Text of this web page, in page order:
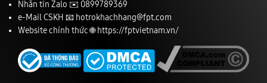
Nhắn tin Zalo ✉️ 0899789369
e-Mail CSKH 📧 hotrokhachhang@fpt.com
Website chính thức 🌐 https://fptvietnam.vn/